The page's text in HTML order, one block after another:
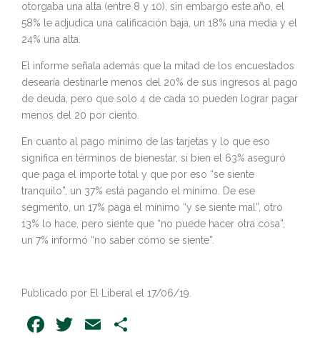
otorgaba una alta (entre 8 y 10), sin embargo este año, el
58% le adjudica una calificación baja, un 18% una media y el
24% una alta.
El informe señala además que la mitad de los encuestados
desearía destinarle menos del 20% de sus ingresos al pago
de deuda, pero que solo 4 de cada 10 pueden lograr pagar
menos del 20 por ciento.
En cuanto al pago mínimo de las tarjetas y lo que eso
significa en términos de bienestar, si bien el 63% aseguró
que paga el importe total y que por eso “se siente
tranquilo”, un 37% está pagando el mínimo. De ese
segmento, un 17% paga el mínimo “y se siente mal”, otro
13% lo hace, pero siente que “no puede hacer otra cosa”,
un 7% informó “no saber cómo se siente”.
Publicado por El Liberal el 17/06/19.
Facebook
Twitter
Email